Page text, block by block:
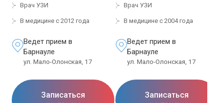
Врач УЗИ
В медицине с 2012 года
Ведет прием в
Барнауле
ул. Мало-Олонская, 17
Записаться
Врач УЗИ
В медицине с 2004 года
Ведет прием в
Барнауле
ул. Мало-Олонская, 17
Записаться